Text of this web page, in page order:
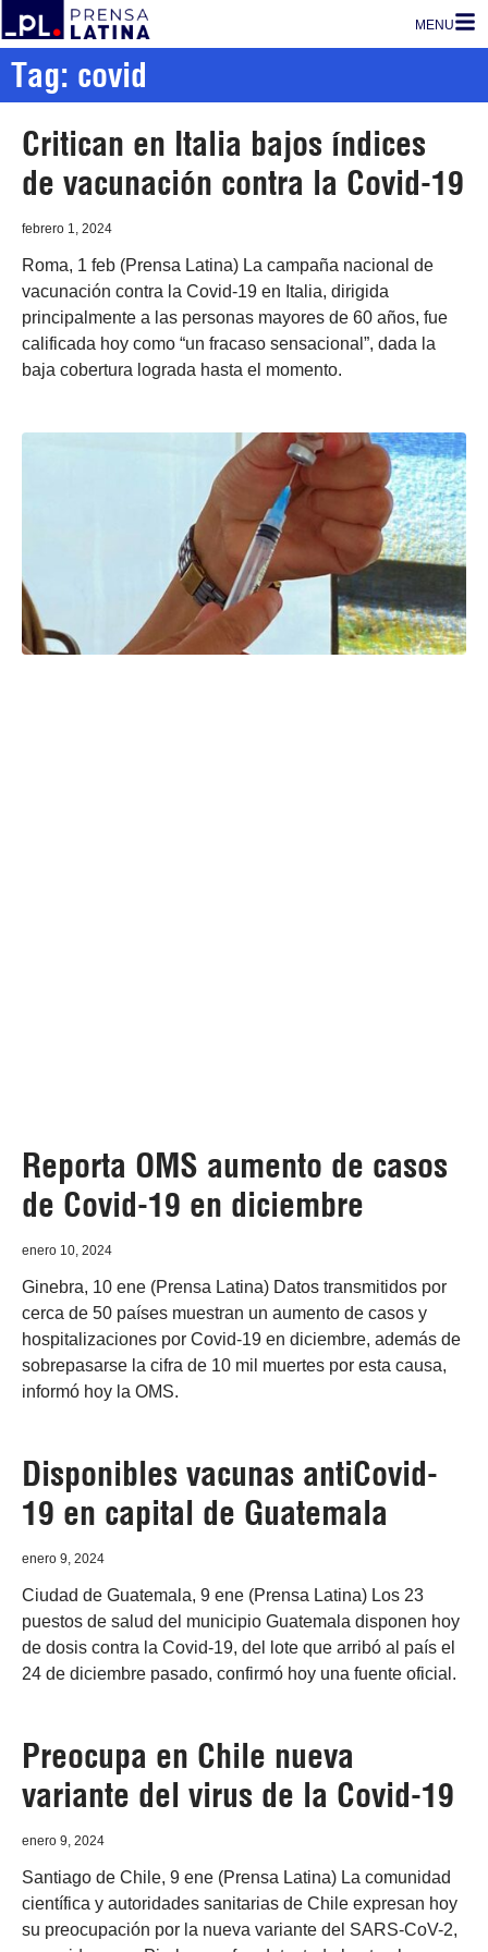
MENU
Tag: covid
Critican en Italia bajos índices
de vacunación contra la Covid-19
febrero 1, 2024
Roma, 1 feb (Prensa Latina) La campaña nacional de
vacunación contra la Covid-19 en Italia, dirigida
principalmente a las personas mayores de 60 años, fue
calificada hoy como “un fracaso sensacional”, dada la
baja cobertura lograda hasta el momento.
Reporta OMS aumento de casos
de Covid-19 en diciembre
enero 10, 2024
Ginebra, 10 ene (Prensa Latina) Datos transmitidos por
cerca de 50 países muestran un aumento de casos y
hospitalizaciones por Covid-19 en diciembre, además de
sobrepasarse la cifra de 10 mil muertes por esta causa,
informó hoy la OMS.
Disponibles vacunas antiCovid-
19 en capital de Guatemala
enero 9, 2024
Ciudad de Guatemala, 9 ene (Prensa Latina) Los 23
puestos de salud del municipio Guatemala disponen hoy
de dosis contra la Covid-19, del lote que arribó al país el
24 de diciembre pasado, confirmó hoy una fuente oficial.
Preocupa en Chile nueva
variante del virus de la Covid-19
enero 9, 2024
Santiago de Chile, 9 ene (Prensa Latina) La comunidad
científica y autoridades sanitarias de Chile expresan hoy
su preocupación por la nueva variante del SARS-CoV-2,